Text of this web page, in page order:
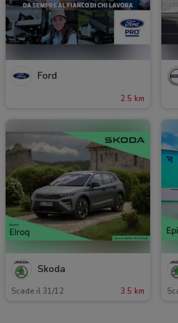
Ford
2.5 km
Skoda
Scade il 31/12 3.5 km